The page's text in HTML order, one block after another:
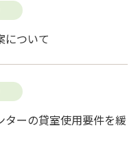
について
ターの貸室使用要件を緩